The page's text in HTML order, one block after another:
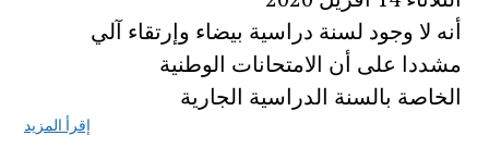
أنه لا وجود لسنة دراسية بيضاء وإرتقاء آلي
مشددا على أن الامتحانات الوطنية
الخاصة بالسنة الدراسية الجارية
إقرأ المزيد